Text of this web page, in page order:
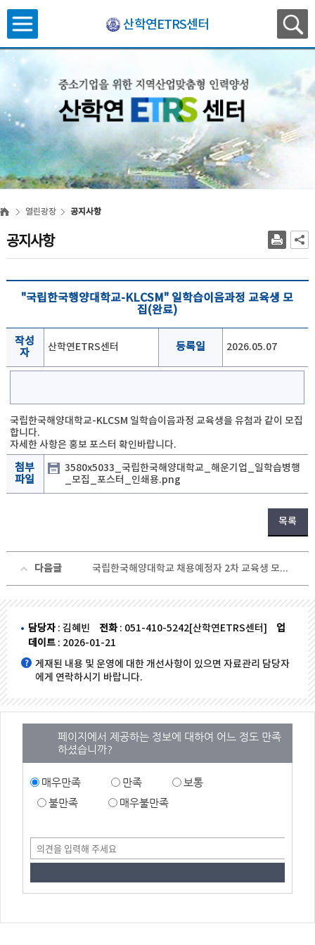
산학연ETRS센터
열린광장 공지사항
공지사항
"국립한국행양대학교-KLCSM" 일학습이음과정 교육생 모
집(완료)
작성
자
산학연ETRS센터 등록일 2026.05.07
국립한국해양대학교-KLCSM 일학습이음과정 교육생을 유첨과 같이 모집
합니다.
자세한 사항은 홍보 포스터 확인바랍니다.
첨부
파일
3580x5033_국립한국해양대학교_해운기업_일학습병행
_모집_포스터_인쇄용.png
목록
다음글 국립한국해양대학교 채용예정자 2차 교육생 모집(7/14~8/26)
담당자 : 김혜빈 전화 : 051-410-5242[산학연ETRS센터]
업
데이트 : 2026-01-21
게재된 내용 및 운영에 대한 개선사항이 있으면 자료관리 담당자
에게 연락하시기 바랍니다.
페이지에서 제공하는 정보에 대하여 어느 정도 만족
하셨습니까?
매우만족 만족
보통
불만족
매우불만족